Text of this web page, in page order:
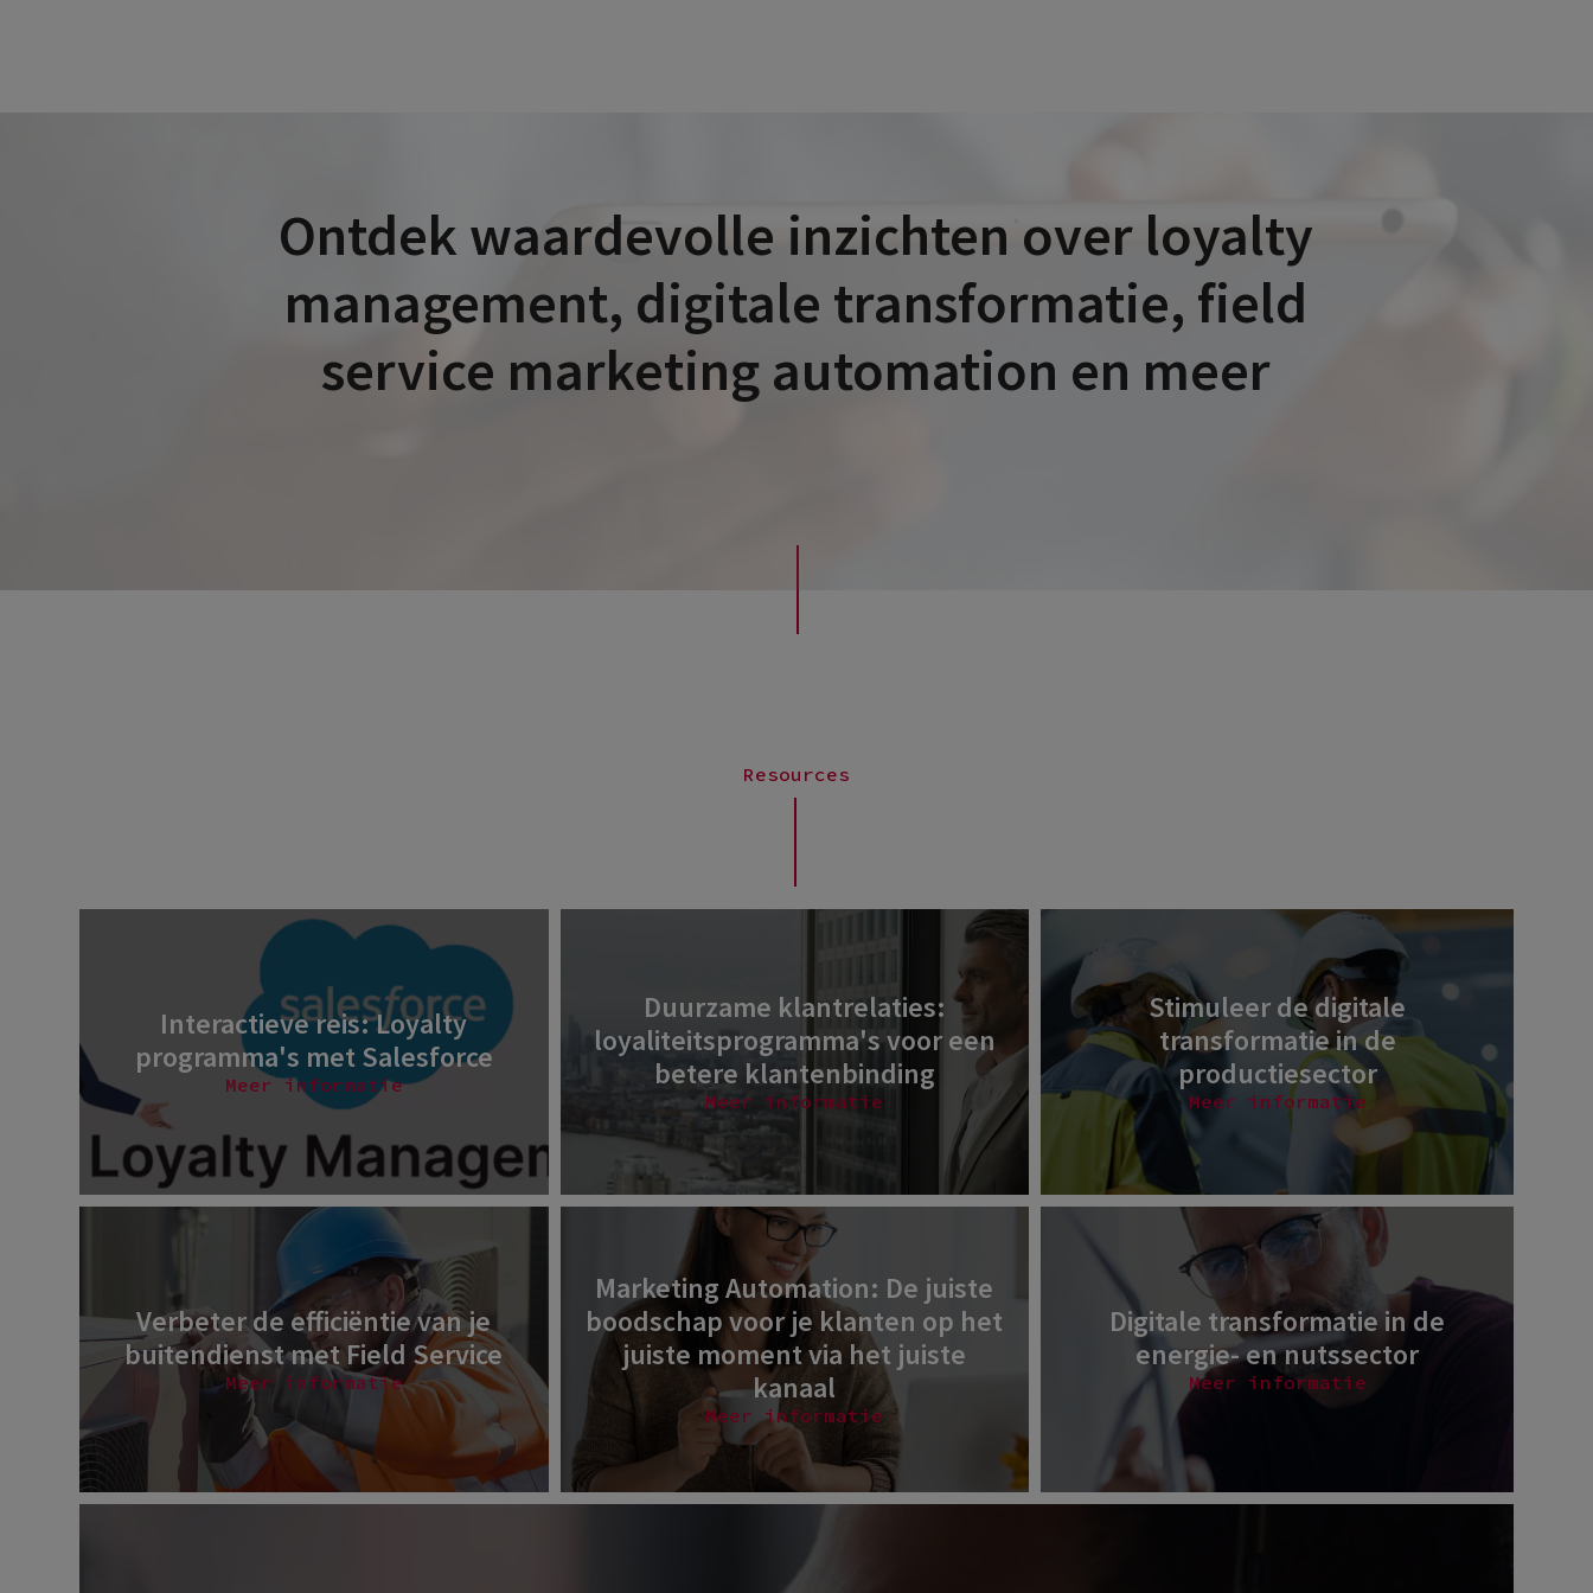
Ontdek waardevolle inzichten over loyalty
management, digitale transformatie, field
service marketing automation en meer
Resources
Interactieve reis: Loyalty
programma's met Salesforce
Meer informatie
Duurzame klantrelaties:
loyaliteitsprogramma's voor een
betere klantenbinding
Meer informatie
Stimuleer de digitale
transformatie in de
productiesector
Meer informatie
Verbeter de efficiëntie van je
buitendienst met Field Service
Meer informatie
Marketing Automation: De juiste
boodschap voor je klanten op het
juiste moment via het juiste
kanaal
Meer informatie
Digitale transformatie in de
energie- en nutssector
Meer informatie